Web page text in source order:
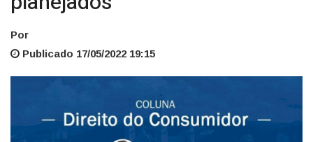
Por
Publicado 17/05/2022 19:15